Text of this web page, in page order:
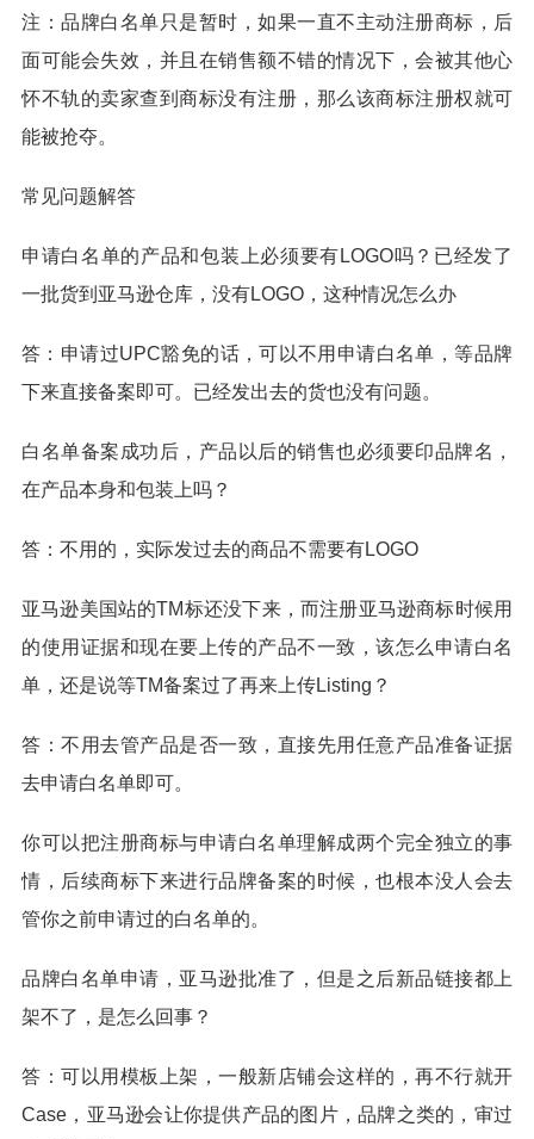
注：品牌白名单只是暂时，如果一直不主动注册商标，后
面可能会失效，并且在销售额不错的情况下，会被其他心
怀不轨的卖家查到商标没有注册，那么该商标注册权就可
能被抢夺。
常见问题解答
申请白名单的产品和包装上必须要有LOGO吗？已经发了
一批货到亚马逊仓库，没有LOGO，这种情况怎么办
答：申请过UPC豁免的话，可以不用申请白名单，等品牌
下来直接备案即可。已经发出去的货也没有问题。
白名单备案成功后，产品以后的销售也必须要印品牌名，
在产品本身和包装上吗？
答：不用的，实际发过去的商品不需要有LOGO
亚马逊美国站的TM标还没下来，而注册亚马逊商标时候用
的使用证据和现在要上传的产品不一致，该怎么申请白名
单，还是说等TM备案过了再来上传Listing？
答：不用去管产品是否一致，直接先用任意产品准备证据
去申请白名单即可。
你可以把注册商标与申请白名单理解成两个完全独立的事
情，后续商标下来进行品牌备案的时候，也根本没人会去
管你之前申请过的白名单的。
品牌白名单申请，亚马逊批准了，但是之后新品链接都上
架不了，是怎么回事？
答：可以用模板上架，一般新店铺会这样的，再不行就开
Case，亚马逊会让你提供产品的图片，品牌之类的，审过